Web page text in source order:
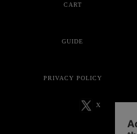
CART
GUIDE
PRIVACY POLICY
X